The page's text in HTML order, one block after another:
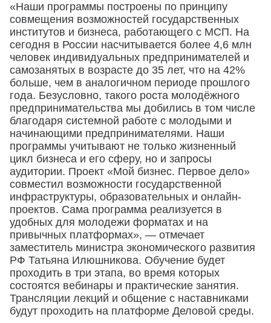
«Наши программы построены по принципу
совмещения возможностей государственных
институтов и бизнеса, работающего с МСП. На
сегодня в России насчитывается более 4,6 млн
человек индивидуальных предпринимателей и
самозанятых в возрасте до 35 лет, что на 42%
больше, чем в аналогичном периоде прошлого
года. Безусловно, такого роста молодёжного
предпринимательства мы добились в том числе
благодаря системной работе с молодыми и
начинающими предпринимателями. Наши
программы учитывают не только жизненный
цикл бизнеса и его сферу, но и запросы
аудитории. Проект «Мой бизнес. Первое дело»
совместил возможности государственной
инфраструктуры, образовательных и онлайн-
проектов. Сама программа реализуется в
удобных для молодежи форматах и на
привычных платформах», — отмечает
заместитель министра экономического развития
РФ Татьяна Илюшникова. Обучение будет
проходить в три этапа, во время которых
состоятся вебинары и практические занятия.
Трансляции лекций и общение с наставниками
будут проходить на платформе Деловой среды.